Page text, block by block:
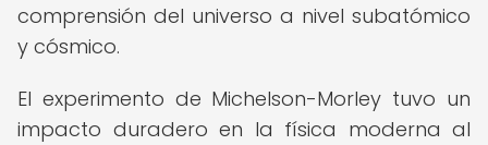
comprensión del universo a nivel subatómico
y cósmico.
El experimento de Michelson-Morley tuvo un
impacto duradero en la física moderna al